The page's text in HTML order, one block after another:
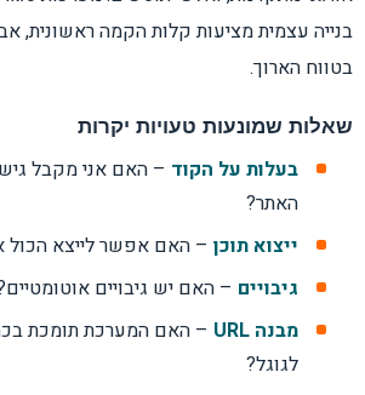
בנייה עצמית מציעות קלות הקמה ראשונית,
בטווח הארוך.
שאלות שמונעות טעויות יקרות
בעלות על הקוד – האם אני מקבל
האתר?
ייצוא תוכן– האם אפשר לייצא
גיבויים – האם יש גיבויים
מבנה URL
– האם המערכת תומכת
לגוגל?